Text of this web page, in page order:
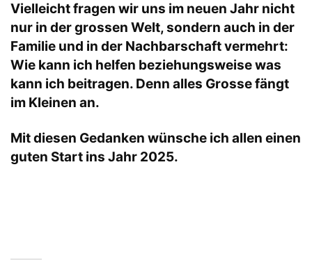
Vielleicht fragen wir uns im neuen Jahr nicht
nur in der grossen Welt, sondern auch in der
Familie und in der Nachbarschaft vermehrt:
Wie kann ich helfen beziehungsweise was
kann ich beitragen. Denn alles Grosse fängt
im Kleinen an.
Mit diesen Gedanken wünsche ich allen einen
guten Start ins Jahr 2025.